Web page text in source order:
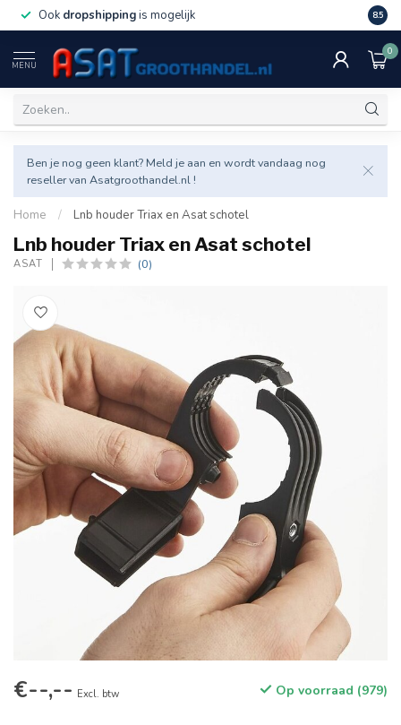
Ook dropshippingis mogelijk Veel
8.5
MENU
0
Ben je nog geen klant? Meld je aan en wordt vandaag nog
reseller van Asatgroothandel.nl !
Home / Lnb houder Triax en Asat schotel
Lnb houder Triax en Asat schotel
ASAT (0)
€--,-- Excl. btw Op voorraad (979)